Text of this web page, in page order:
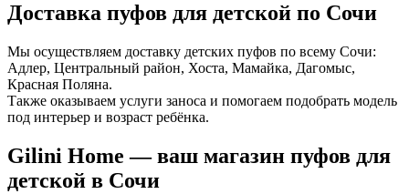
Доставка пуфов для детской по Сочи
Мы осуществляем доставку детских пуфов по всему Сочи:
Адлер, Центральный район, Хоста, Мамайка, Дагомыс,
Красная Поляна.
Также оказываем услуги заноса и помогаем подобрать модель
под интерьер и возраст ребёнка.
Gilini Home — ваш магазин пуфов для
детской в Сочи